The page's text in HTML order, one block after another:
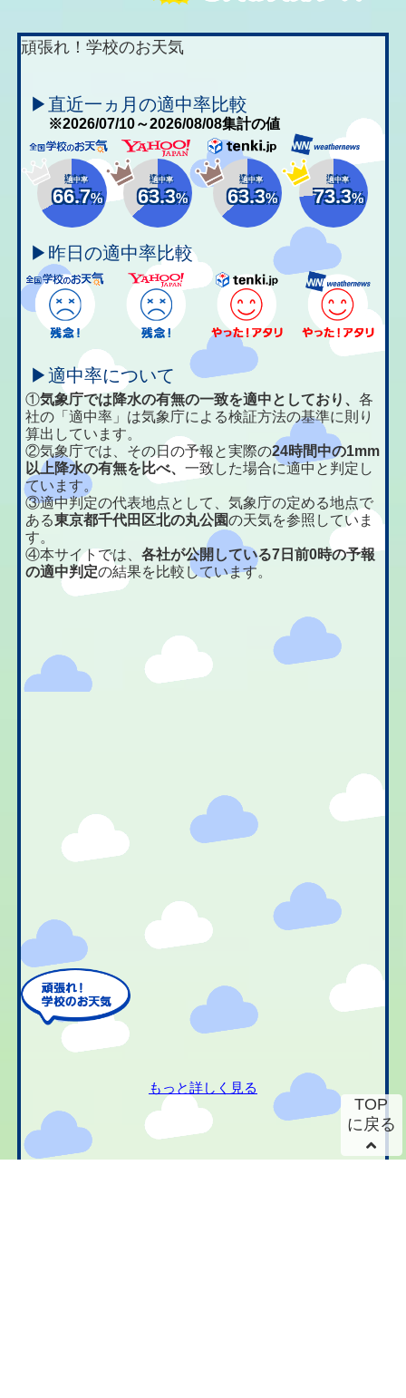
頑張れ！学校のお天気
▶直近一ヵ月の適中率比較
※2026/07/10～2026/08/08集計の値
適中率
66.7%
適中率
63.3%
適中率
63.3%
適中率
73.3%
▶昨日の適中率比較
▶適中率について
①気象庁では降水の有無の一致を適中としており、各
社の「適中率」は気象庁による検証方法の基準に則り
算出しています。
②気象庁では、その日の予報と実際の24時間中の1mm
以上降水の有無を比べ、一致した場合に適中と判定し
ています。
③適中判定の代表地点として、気象庁の定める地点で
ある東京都千代田区北の丸公園の天気を参照していま
す。
④本サイトでは、各社が公開している7日前0時の予報
の適中判定の結果を比較しています。
もっと詳しく見る
TOP
に戻る